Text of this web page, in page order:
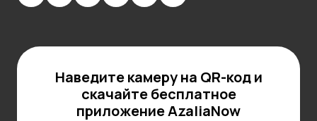
для свадеб или торжеств.
отлично контрастируют с нежными пионовыми
более игривых и ярких композиций.
Пионы и зелень. Добавление зелени, например
Наведите камеру на QR-код и
скачайте бесплатное
приложение AzaliaNow